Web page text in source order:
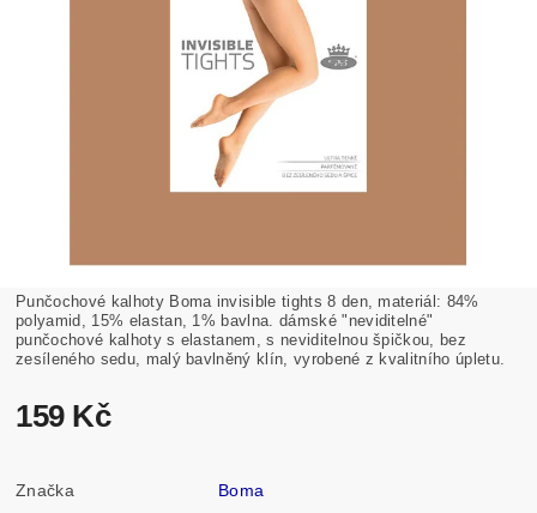
Punčochové kalhoty Boma invisible tights 8 den, materiál: 84%
polyamid, 15% elastan, 1% bavlna. dámské "neviditelné"
punčochové kalhoty s elastanem, s neviditelnou špičkou, bez
zesíleného sedu, malý bavlněný klín, vyrobené z kvalitního úpletu.
159 Kč
Značka Boma